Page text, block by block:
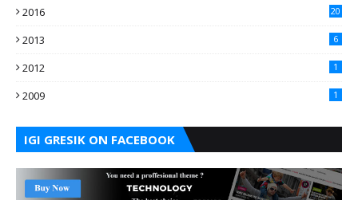
2016 20
2013 6
2012 1
2009 1
IGI GRESIK ON FACEBOOK